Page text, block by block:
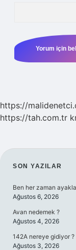
https://
https://tah.com.tr
SON YAZILAR
Ben her zaman
Ağustos 6, 2026
Avan nedemek ?
Ağustos 4, 2026
142A nereye gidiyor ?
Ağustos 3, 2026